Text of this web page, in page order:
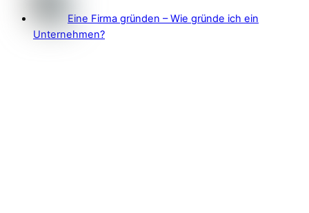
Eine Firma gründen – Wie gründe ich ein
Unternehmen?